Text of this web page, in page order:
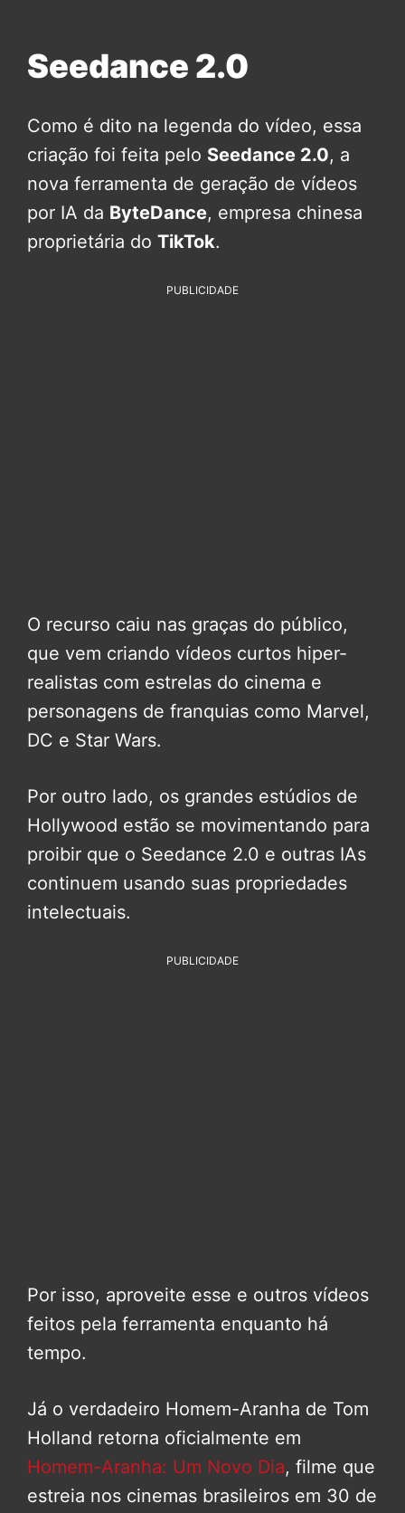
Seedance 2.0
Como é dito na legenda do vídeo, essa
criação foi feita pelo Seedance 2.0, a
nova ferramenta de geração de vídeos
por IA da ByteDance, empresa chinesa
proprietária do TikTok.
PUBLICIDADE
O recurso caiu nas graças do público,
que vem criando vídeos curtos hiper-
realistas com estrelas do cinema e
personagens de franquias como Marvel,
DC e Star Wars.
Por outro lado, os grandes estúdios de
Hollywood estão se movimentando para
proibir que o Seedance 2.0 e outras IAs
continuem usando suas propriedades
intelectuais.
PUBLICIDADE
Por isso, aproveite esse e outros vídeos
feitos pela ferramenta enquanto há
tempo.
Já o verdadeiro Homem-Aranha de Tom
Holland retorna oficialmente em
Homem-Aranha: Um Novo Dia, filme que
estreia nos cinemas brasileiros em 30 de